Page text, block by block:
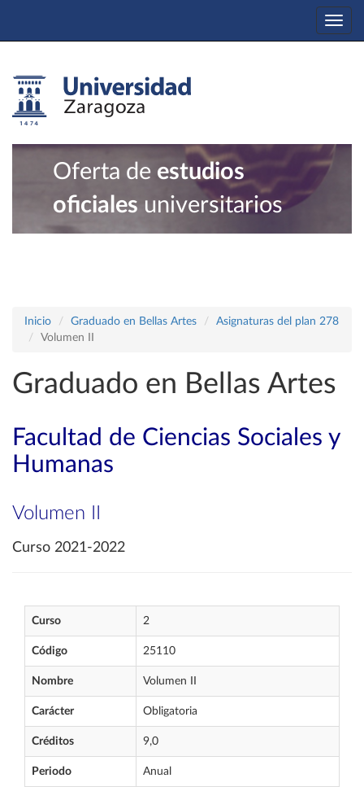
Oferta de estudios
oficiales universitarios
Inicio Graduado en Bellas Artes
Asignaturas del plan 278
Volumen II
Graduado en Bellas Artes
Facultad de Ciencias Sociales y
Humanas
Volumen II
Curso 2021-2022
Curso 2
Código 25110
Nombre Volumen II
Carácter Obligatoria
Créditos 9,0
Periodo Anual